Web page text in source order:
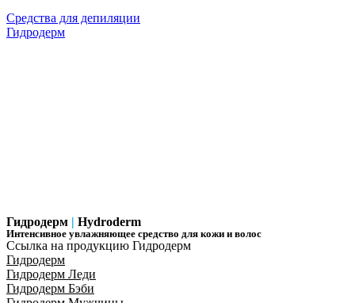
Средства для депиляции
Гидродерм
Гидродерм | Hydroderm
Интенсивное увлажняющее средство для кожи и волос
Ссылка на продукцию Гидродерм
Гидродерм
Гидродерм Леди
Гидродерм Бэби